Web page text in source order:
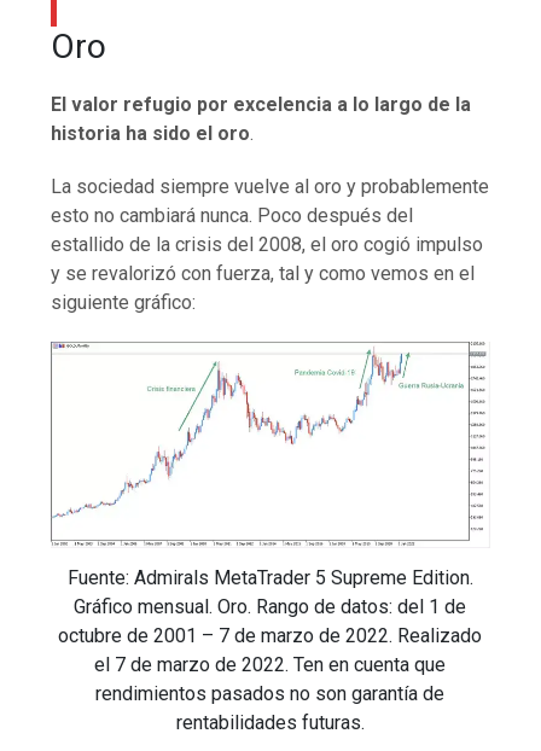
Oro
El valor refugio por excelencia a lo largo de la
historia ha sido el oro.
La sociedad siempre vuelve al oro y probablemente
esto no cambiará nunca. Poco después del
estallido de la crisis del 2008, el oro cogió impulso
y se revalorizó con fuerza, tal y como vemos en el
siguiente gráfico:
Fuente: Admirals MetaTrader 5 Supreme Edition.
Gráfico mensual. Oro. Rango de datos: del 1 de
octubre de 2001 – 7 de marzo de 2022. Realizado
el 7 de marzo de 2022. Ten en cuenta que
rendimientos pasados no son garantía de
rentabilidades futuras.